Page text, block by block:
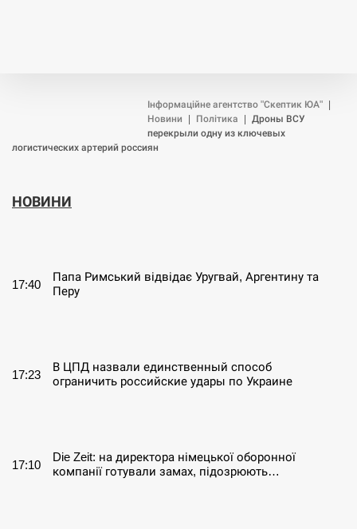
Інформаційне агентство "Скептик ЮА"
Новини
Політика
Дроны ВСУ
перекрыли одну из ключевых
логистических артерий россиян
НОВИНИ
17:40
Папа Римський відвідає Уругвай, Аргентину та
Перу
17:23
В ЦПД назвали единственный способ
ограничить российские удары по Украине
17:10
Die Zeit: на директора німецької оборонної
компанії готували замах, підозрюють…